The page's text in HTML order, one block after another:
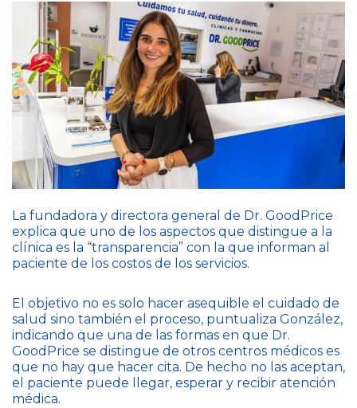
La fundadora y directora general de Dr. GoodPrice
explica que uno de los aspectos que distingue a la
clínica es la “transparencia” con la que informan al
paciente de los costos de los servicios.
El objetivo no es solo hacer asequible el cuidado de
salud sino también el proceso, puntualiza González,
indicando que una de las formas en que Dr.
GoodPrice se distingue de otros centros médicos es
que no hay que hacer cita. De hecho no las aceptan,
el paciente puede llegar, esperar y recibir atención
médica.